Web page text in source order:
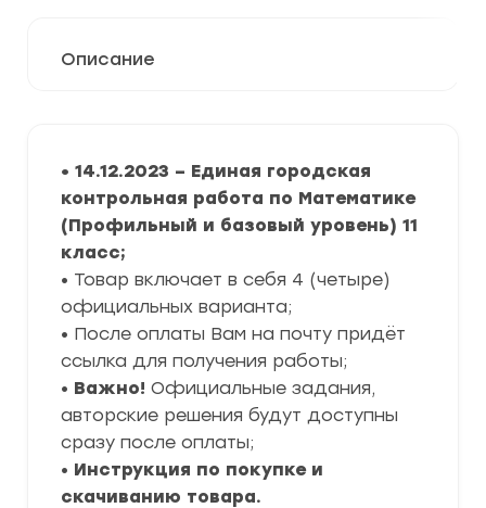
Описание
• 14.12.2023 – Единая городская
контрольная работа по Математике
(Профильный и базовый уровень) 11
класс;
• Товар включает в себя 4 (четыре)
официальных варианта;
• После оплаты Вам на почту придёт
ссылка для получения работы;
• Важно! Официальные задания,
авторские решения будут доступны
сразу после оплаты;
• Инструкция по покупке и
скачиванию товара.